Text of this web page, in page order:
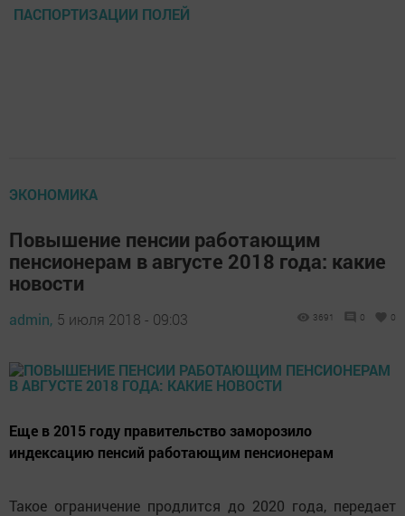
ПАСПОРТИЗАЦИИ ПОЛЕЙ
ЭКОНОМИКА
Повышение пенсии работающим
пенсионерам в августе 2018 года: какие
новости
admin, 5 июля 2018 - 09:03 3691 0 0
Еще в 2015 году правительство заморозило
индексацию пенсий работающим пенсионерам
Такое ограничение продлится до 2020 года, передает